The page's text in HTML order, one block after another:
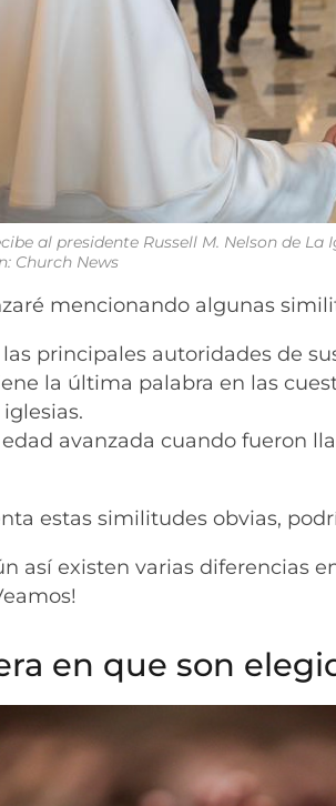
al presidente Russell M. Nelson de
Church News
mencionando algunas
principales autoridades de
la última palabra en las
avanzada cuando fueron
estas similitudes obvias,
así existen varias diferencias
en que son